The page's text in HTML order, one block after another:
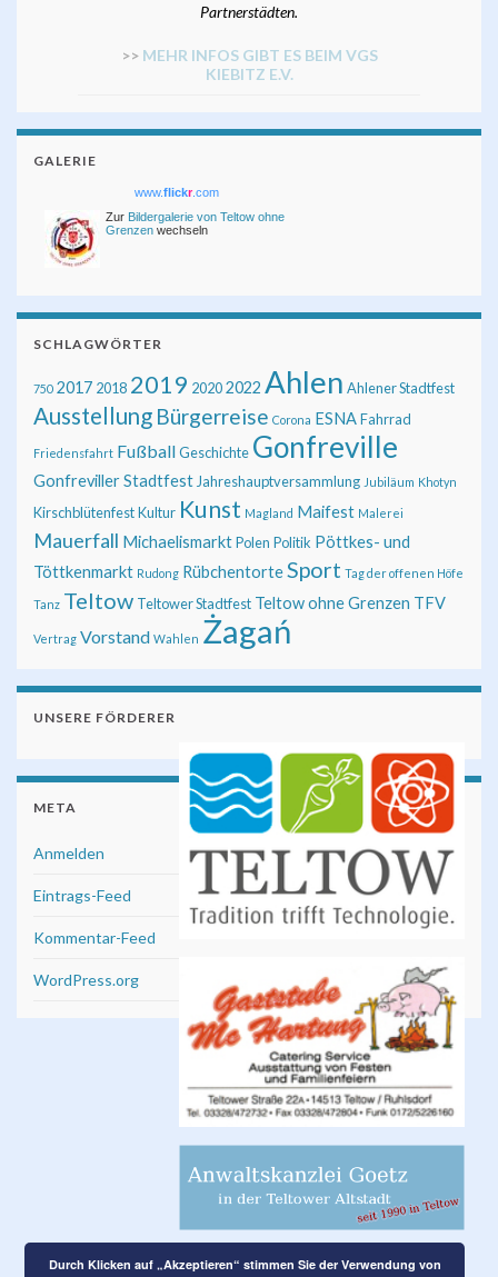
Partnerstädten.
>> MEHR INFOS GIBT ES BEIM VGS
KIEBITZ E.V.
GALERIE
www.flickr.com
Zur Bildergalerie von Teltow ohne
Grenzen wechseln
SCHLAGWÖRTER
750 2017 2018 2019 20202022 Ahlen Ahlener Stadtfest
Ausstellung Bürgerreise Corona ESNAFahrrad
Friedensfahrt FußballGeschichte Gonfreville
Gonfreviller Stadtfest Jahreshauptversammlung Jubiläum Khotyn
KirschblütenfestKultur Kunst Magland Maifest Malerei
Mauerfall MichaelismarktPolen Politik Pöttkes- und
Töttkenmarkt Rudong RübchentorteSport Tag der offenen Höfe
Tanz Teltow Teltower Stadtfest Teltow ohne Grenzen TFV
Vertrag Vorstand Wahlen Żagań
UNSERE FÖRDERER
META
Anmelden
Eintrags-Feed
Kommentar-Feed
WordPress.org
Durch Klicken auf „Akzeptieren“ stimmen Sie der Verwendung von